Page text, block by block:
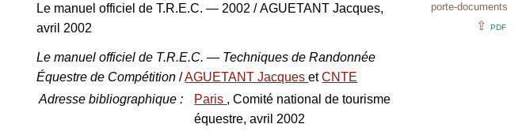
porte-documents
⇪ PDF
Le manuel officiel de T.R.E.C. — 2002 / AGUETANT Jacques,
avril 2002
Le manuel officiel de T.R.E.C. — Techniques de Randonnée
Équestre de Compétition/AGUETANT JacquesetCNTE
Adresse bibliographique : Paris , Comité national de tourisme
équestre, avril 2002